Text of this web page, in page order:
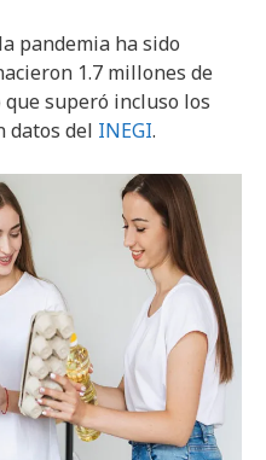
pandemia ha sido
1.7 millones de
superó incluso los
datos del INEGI.